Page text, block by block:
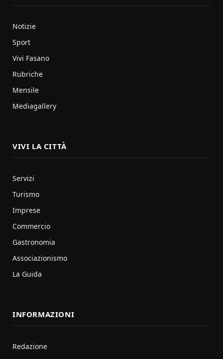
Notizie
Sport
Vivi Fasano
Rubriche
Mensile
Mediagallery
VIVI LA CITTÀ
Servizi
Turismo
Imprese
Commercio
Gastronomia
Associazionismo
La Guida
INFORMAZIONI
Redazione